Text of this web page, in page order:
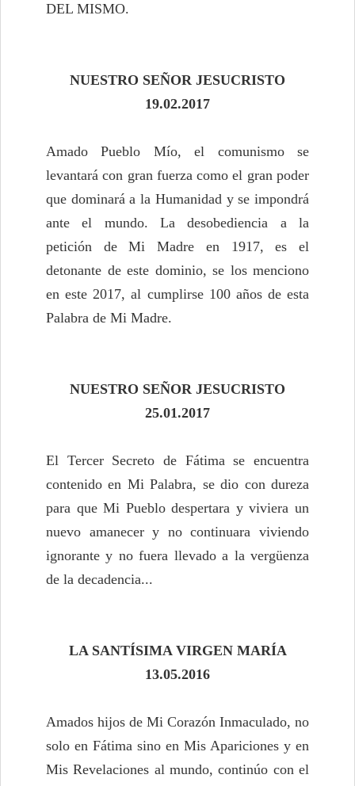
DEL MISMO.
NUESTRO SEÑOR JESUCRISTO
19.02.2017
Amado Pueblo Mío, el comunismo se
levantará con gran fuerza como el gran poder
que dominará a la Humanidad y se impondrá
ante el mundo. La desobediencia a la
petición de Mi Madre en 1917, es el
detonante de este dominio, se los menciono
en este 2017, al cumplirse 100 años de esta
Palabra de Mi Madre.
NUESTRO SEÑOR JESUCRISTO
25.01.2017
El Tercer Secreto de Fátima se encuentra
contenido en Mi Palabra, se dio con dureza
para que Mi Pueblo despertara y viviera un
nuevo amanecer y no continuara viviendo
ignorante y no fuera llevado a la vergüenza
de la decadencia...
LA SANTÍSIMA VIRGEN MARÍA
13.05.2016
Amados hijos de Mi Corazón Inmaculado, no
solo en Fátima sino en Mis Apariciones y en
Mis Revelaciones al mundo, continúo con el